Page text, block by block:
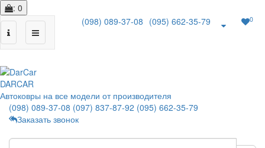
: 0
(098) 089-37-08 (095) 662-35-79 0
DARCAR
Автоковры на все модели от производителя
(098) 089-37-08 (097) 837-87-92 (095) 662-35-79
Заказать звонок